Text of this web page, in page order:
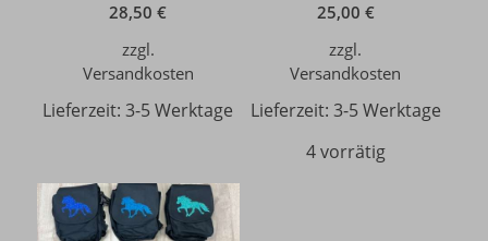
28,50€
zzgl.
Versandkosten
Lieferzeit:3-5 Werktage
25,00 €
zzgl.
Versandkosten
Lieferzeit: 3-5 Werktage
4 vorrätig